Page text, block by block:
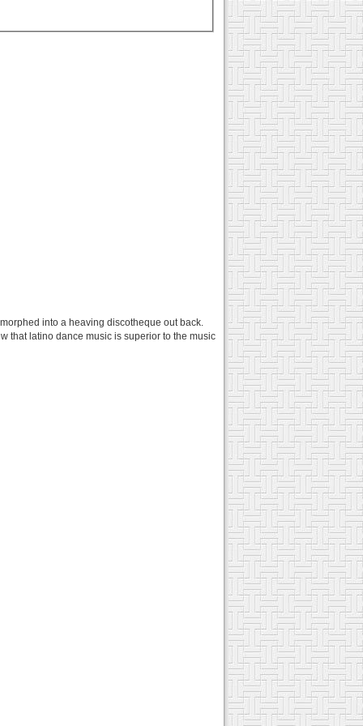
into a heaving discotheque out back.
that latino dance music is superior to the music